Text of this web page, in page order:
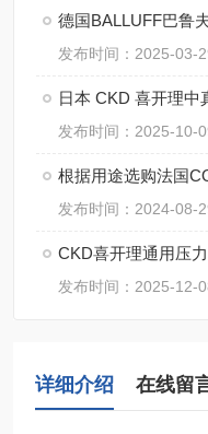
德国BALLUFF巴鲁
发布时间：2025-03-
日本 CKD 喜开理中
发布时间：2025-10-
根据用途选购法国
发布时间：2024-08-
CKD喜开理通用压
发布时间：2025-12-
详细介绍 在线留